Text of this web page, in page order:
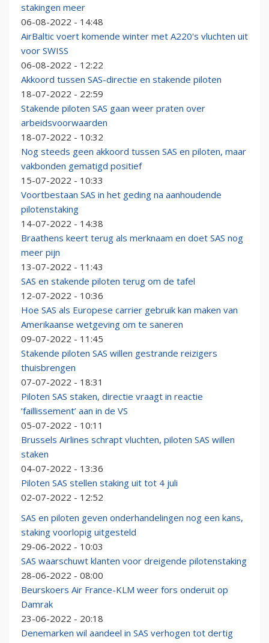
stakingen meer
06-08-2022 - 14:48
AirBaltic voert komende winter met A220's vluchten uit
voor SWISS
06-08-2022 - 12:22
Akkoord tussen SAS-directie en stakende piloten
18-07-2022 - 22:59
Stakende piloten SAS gaan weer praten over
arbeidsvoorwaarden
18-07-2022 - 10:32
Nog steeds geen akkoord tussen SAS en piloten, maar
vakbonden gematigd positief
15-07-2022 - 10:33
Voortbestaan SAS in het geding na aanhoudende
pilotenstaking
14-07-2022 - 14:38
Braathens keert terug als merknaam en doet SAS nog
meer pijn
13-07-2022 - 11:43
SAS en stakende piloten terug om de tafel
12-07-2022 - 10:36
Hoe SAS als Europese carrier gebruik kan maken van
Amerikaanse wetgeving om te saneren
09-07-2022 - 11:45
Stakende piloten SAS willen gestrande reizigers
thuisbrengen
07-07-2022 - 18:31
Piloten SAS staken, directie vraagt in reactie
‘faillissement’ aan in de VS
05-07-2022 - 10:11
Brussels Airlines schrapt vluchten, piloten SAS willen
staken
04-07-2022 - 13:36
Piloten SAS stellen staking uit tot 4 juli
02-07-2022 - 12:52
SAS en piloten geven onderhandelingen nog een kans,
staking voorlopig uitgesteld
29-06-2022 - 10:03
SAS waarschuwt klanten voor dreigende pilotenstaking
28-06-2022 - 08:00
Beurskoers Air France-KLM weer fors onderuit op
Damrak
23-06-2022 - 20:18
Denemarken wil aandeel in SAS verhogen tot dertig